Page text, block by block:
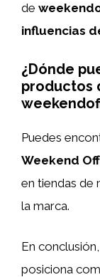
de
influencias
¿Dónde
productos
Puedes
Weekend
en tiendas de
la marca.
En
posiciona